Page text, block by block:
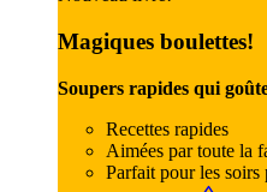
Magiques boulettes!
Soupers rapides qui
Recettes rapides
Aimées par toute la
Parfait pour les soirs